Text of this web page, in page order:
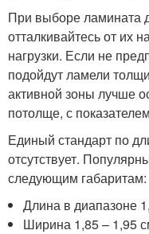
При выборе ламината
отталкивайтесь от их
нагрузки. Если не
подойдут ламели
активной зоны лучше
потолще, с
Единый стандарт по
отсутствует.
следующим габаритам:
Длина в диапазоне
Ширина 1,85 – 1,95